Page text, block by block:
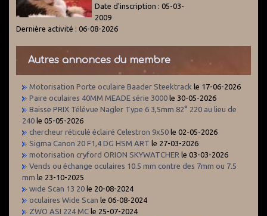
Date d'inscription : 05-03-
2009
Dernière activité : 06-08-2026
Autres annonces du membre
Motorisation Porte oculaire Baader Steektrack le 17-06-2026
Paire oculaires 40MM MEADE série 3000 le 30-05-2026
Baisse PRIX Télévue Nagler Type 6 3,5mm 82° 220 au lieu de
240 le 05-05-2026
chercheur réticulé éclairé Celestron 9x50 le 02-05-2026
Sigma Canon 20 F1,4 DG HSM ART le 27-03-2026
motorisation cryford ORION SKYWATCHER le 03-03-2026
Vends ou échange oculaires 10.5 mm contre des 7mm ou 7.5
mm le 23-10-2025
wide Scan 13 20 le 20-08-2024
oculaires Wide Scan le 06-08-2024
ZWO ASI 224 MC le 25-07-2024